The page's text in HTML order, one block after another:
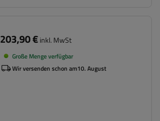
203,90 €inkl. MwSt
Große Menge verfügbar
Wir versenden schon am10. August